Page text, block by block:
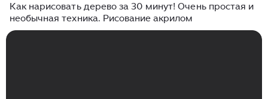
Как нарисовать дерево за 30 минут! Очень простая и
необычная техника. Рисование акрилом